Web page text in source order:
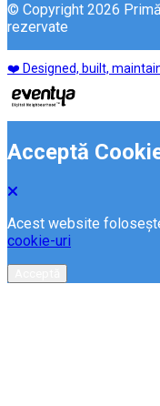
© Copyright 2026
rezervate
❤️ Designed, built,
Acceptă
Acest website
cookie-uri